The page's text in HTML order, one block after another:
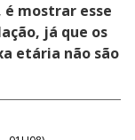
é mostrar esse
já que os
etária não são